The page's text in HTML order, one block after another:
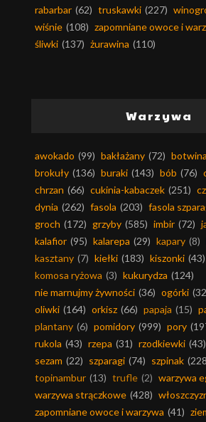
rabarbar (62) truskawki (227)
wiśnie (108) zapomniane owoce i
śliwki (137) żurawina (110)
Warzywa
awokado (99) bakłażany (72) botwina
brokuły (136) buraki (143) bób (76)
chrzan (66) cukinia-kabaczek (251)
dynia (262) fasola (203) fasola
groch (172) grzyby (585) imbir (72)
kalafior (95) kalarepa (29) kapary (8)
kasztany (7) kiełki (183) kiszonki (43)
komosa ryżowa (3) kukurydza (124)
nie marnujmy żywności (36) ogórki
oliwki (164) orkisz (66) papaja (15)
plantany (6) pomidory (999) pory
rukola (43) rzepa (31) rzodkiewki (43)
sezam (22) szparagi (74) szpinak
topinambur (13) trufle (2) warzywa
warzywa strączkowe (428)
zapomniane owoce i warzywa (41)